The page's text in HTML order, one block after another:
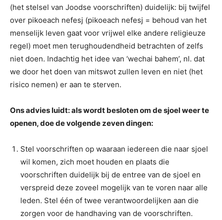
(het stelsel van Joodse voorschriften) duidelijk: bij twijfel
over pikoeach nefesj (pikoeach nefesj = behoud van het
menselijk leven gaat voor vrijwel elke andere religieuze
regel) moet men terughoudendheid betrachten of zelfs
niet doen. Indachtig het idee van ‘wechai bahem’, nl. dat
we door het doen van mitswot zullen leven en niet (het
risico nemen) er aan te sterven.
Ons advies luidt: als wordt besloten om de sjoel weer te
openen, doe de volgende zeven dingen:
Stel voorschriften op waaraan iedereen die naar sjoel
wil komen, zich moet houden en plaats die
voorschriften duidelijk bij de entree van de sjoel en
verspreid deze zoveel mogelijk van te voren naar alle
leden. Stel één of twee verantwoordelijken aan die
zorgen voor de handhaving van de voorschriften.